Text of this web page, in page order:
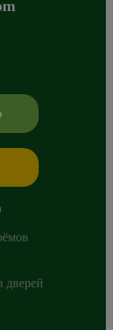
дверей